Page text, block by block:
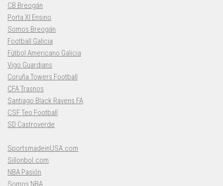
CB Breogán
Porta XI Ensino
Somos Breogán
Football Galicia
Fútbol Americano Galicia
Vigo Guardians
Coruña Towers Football
CFA Trasnos
Santiago Black Ravens FA
CSF Teo Football
SD Castroverde
SportsmadeinUSA.com
Sillonbol.com
NBA Pasión
Somos NBA